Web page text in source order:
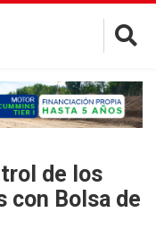
×
de los
con Bolsa de